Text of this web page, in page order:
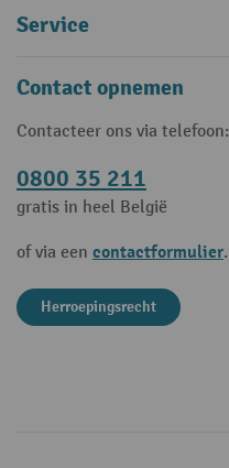
Service
Contact opnemen
Contacteer ons via telefoon:
0800 35 211
gratis in heel België
of via een contactformulier.
Herroepingsrecht